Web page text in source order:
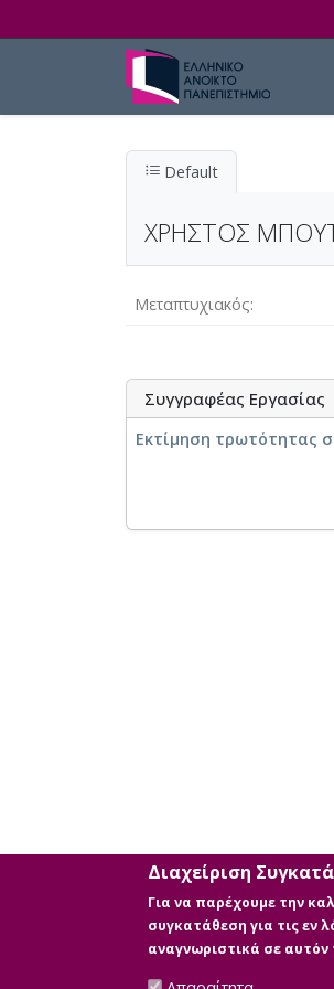
Default
ΧΡΗΣΤΟΣ
Μεταπτυχιακός
Συγγραφέας Εργασίας
Εκτίμηση τρωτότητας
Διαχείριση
Για να παρέχουμε την
συγκατάθεση για τις εν
αναγνωριστικά σε αυτόν